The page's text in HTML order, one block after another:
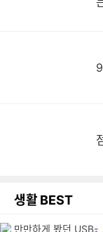
생활 BEST